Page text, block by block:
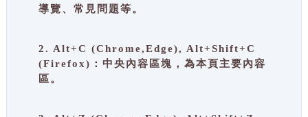
導覽、常見問題等。
2. Alt+C (Chrome,Edge), Alt+Shift+C
(Firefox)：中央內容區塊，為本頁主要內容
區。